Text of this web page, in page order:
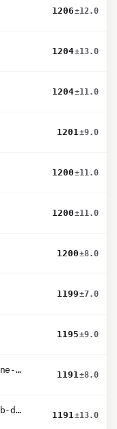
1206±12.0
1204±13.0
1204±11.0
1201±9.0
1200±11.0
1200±11.0
1200±8.0
1199±7.0
1195±9.0
phi-3-mini-4k-instruct-june-2024
1191±8.0
nous-hermes-2-mixtral-8x7b-dpo
1191±13.0